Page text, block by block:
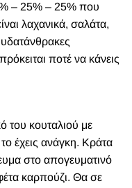
– 25% – 25% που
λαχανικά, σαλάτα,
ποτέ να κάνεις
του κουταλιού με
έχεις ανάγκη. Κράτα
στο απογευματινό
καρπούζι. Θα σε